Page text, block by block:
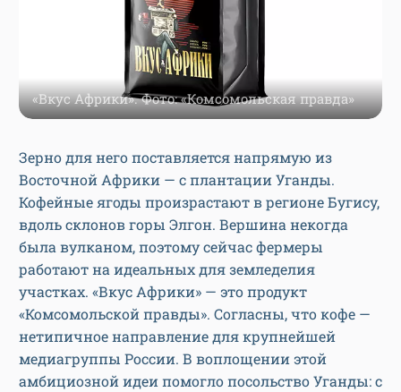
«Вкус Африки». Фото: «Комсомольская правда»
Зерно для него поставляется напрямую из
Восточной Африки — с плантации Уганды.
Кофейные ягоды произрастают в регионе Бугису,
вдоль склонов горы Элгон. Вершина некогда
была вулканом, поэтому сейчас фермеры
работают на идеальных для земледелия
участках. «Вкус Африки» — это продукт
«Комсомольской правды». Согласны, что кофе —
нетипичное направление для крупнейшей
медиагруппы России. В воплощении этой
амбициозной идеи помогло посольство Уганды: с